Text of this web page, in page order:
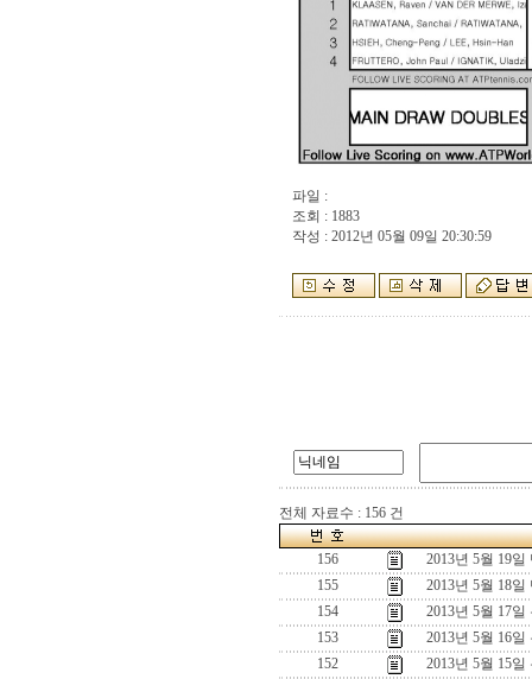
파일 :
조회 : 1883
작성 : 2012년 05월 09일 20:30:59
전체 자료수 : 156 건
156
2013년 5월 19
155
2013년 5월 18
154
2013년 5월 17
153
2013년 5월 16
152
2013년 5월 15